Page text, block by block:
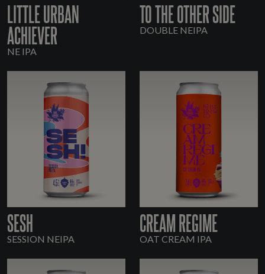
LITTLE URBAN
ACHIEVER
NE IPA
TO THE OTHER SIDE
DOUBLE NEIPA
SESH
SESSION NEIPA
CREAM REGIME
OAT CREAM IPA